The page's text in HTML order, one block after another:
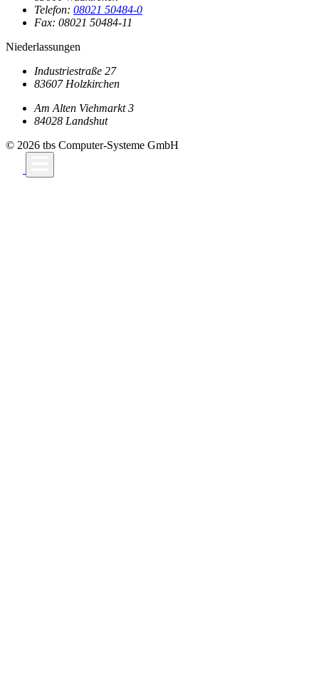
Telefon: 08021 50484-0
Fax: 08021 50484-11
Niederlassungen
Industriestraße 27
83607 Holzkirchen
Am Alten Viehmarkt 3
84028 Landshut
© 2026 tbs Computer-Systeme GmbH